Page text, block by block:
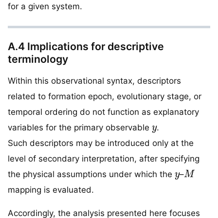
for a given system.
A.4 Implications for descriptive
terminology
Within this observational syntax, descriptors
related to formation epoch, evolutionary stage, or
temporal ordering do not function as explanatory
variables for the primary observable
.
Such descriptors may be introduced only at the
level of secondary interpretation, after specifying
the physical assumptions under which the
–
M
mapping is evaluated.
Accordingly, the analysis presented here focuses